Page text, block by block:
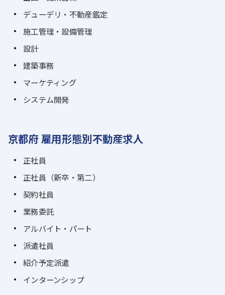
デューデリ・不動産鑑定
施工管理・設備管理
設計
建築事務
マーケティング
システム開発
京都府 雇用形態別不動産求人
正社員
正社員（新卒・第二）
契約社員
業務委託
アルバイト・パート
派遣社員
紹介予定派遣
インターンシップ